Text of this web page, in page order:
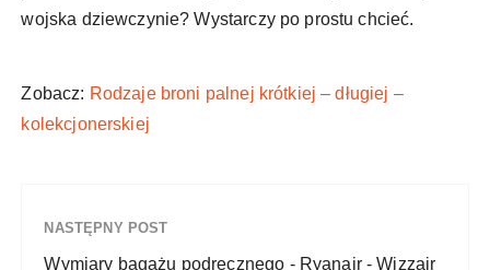
wojska dziewczynie? Wystarczy po prostu chcieć.
Zobacz: Rodzaje broni palnej krótkiej – długiej –
kolekcjonerskiej
NASTĘPNY POST
Wymiary bagażu podręcznego - Ryanair - Wizzair